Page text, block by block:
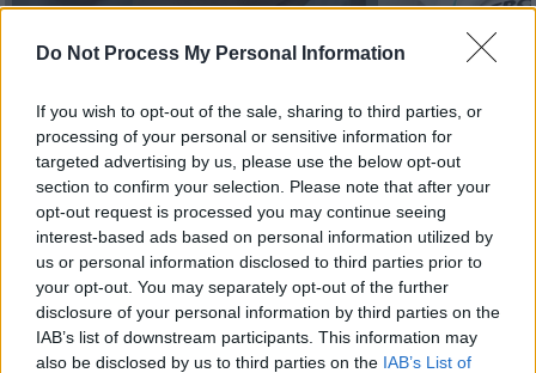
Do Not Process My Personal Information
If you wish to opt-out of the sale, sharing to third parties, or
processing of your personal or sensitive information for
targeted advertising by us, please use the below opt-out
section to confirm your selection. Please note that after your
opt-out request is processed you may continue seeing
interest-based ads based on personal information utilized by
us or personal information disclosed to third parties prior to
your opt-out. You may separately opt-out of the further
disclosure of your personal information by third parties on the
IAB’s list of downstream participants. This information may
also be disclosed by us to third parties on the IAB’s List of
Προσθέστε το ΕΘΝΟΣ στη Google
Το πρώτο της παιδί έφερε στον κόσμο η
Τζίνα Σουμάχερ , κόρη τουΜίκαελ Σουμάχερ
(Michael Schumacher) όπως ενημέρωσε με
ανάρτησή της το μεσημέρι του Σαββάτου 5
Απριλίου. Η ίδια γέννησε ένα υγιέστατο
κοριτσάκι.
Η ανάρτηση της ευχάριστης είδησης